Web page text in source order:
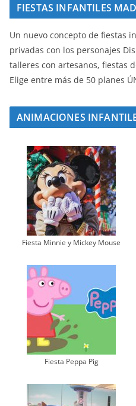
FIESTAS INFANTILES
Un nuevo concepto de fiestas
privadas con los personajes
talleres con artesanos, fiestas
Elige entre más de 50 planes
ANIMACIONES
Fiesta Minnie y Mickey Mouse
Fiesta Peppa Pig